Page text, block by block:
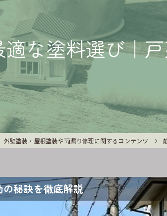
な塗料選び｜
外壁塗装・屋根塗装や雨漏り修理に関するコンテンツ
秘訣を徹底解説